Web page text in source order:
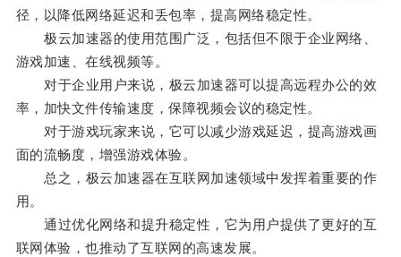
径，以降低网络延迟和丢包率，提高网络稳定性。
极云加速器的使用范围广泛，包括但不限于企业网络、
游戏加速、在线视频等。
对于企业用户来说，极云加速器可以提高远程办公的效
率，加快文件传输速度，保障视频会议的稳定性。
对于游戏玩家来说，它可以减少游戏延迟，提高游戏画
面的流畅度，增强游戏体验。
总之，极云加速器在互联网加速领域中发挥着重要的作
用。
通过优化网络和提升稳定性，它为用户提供了更好的互
联网体验，也推动了互联网的高速发展。